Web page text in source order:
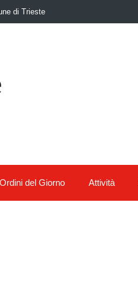
di Trieste
Ordini del Giorno Attività